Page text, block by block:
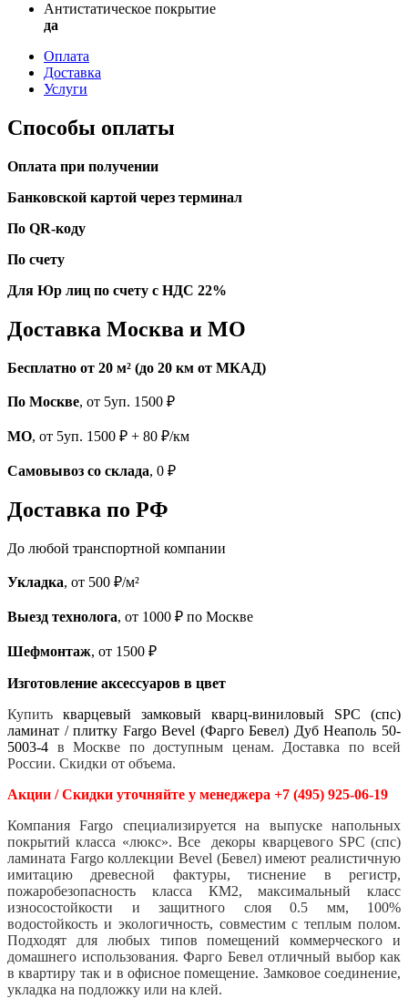
Антистатическое покрытие
да
Оплата
Доставка
Услуги
Способы оплаты
Оплата при получении
Банковской картой через терминал
По QR-коду
По счету
Для Юр лиц по счету с НДС 22%
Доставка Москва и МО
Бесплатно от 20 м² (до 20 км от МКАД)
По Москве, от 5уп. 1500 ₽
МО, от 5уп. 1500 ₽ + 80 ₽/км
Самовывоз со склада, 0 ₽
Доставка по РФ
До любой транспортной компании
Укладка, от 500 ₽/м²
Выезд технолога, от 1000 ₽ по Москве
Шефмонтаж, от 1500 ₽
Изготовление аксессуаров в цвет
Купить кварцевый замковый кварц-виниловый SPC (спс)
ламинат / плитку Fargo Bevel (Фарго Бевел) Дуб Неаполь 50-
5003-4 в Москве по доступным ценам. Доставка по всей
России. Скидки от объема.
Акции / Скидки уточняйте у менеджера +7 (495) 925-06-19
Компания Fargo специализируется на выпуске напольных
покрытий класса «люкс». Все декоры кварцевого SPC (спс)
ламината Fargo коллекции Bevel (Бевел) имеют реалистичную
имитацию древесной фактуры, тиснение в регистр,
пожаробезопасность класса КМ2, максимальный класс
износостойкости и защитного слоя 0.5 мм, 100%
водостойкость и экологичность, совместим с теплым полом.
Подходят для любых типов помещений коммерческого и
домашнего использования. Фарго Бевел отличный выбор как
в квартиру так и в офисное помещение. Замковое соединение,
укладка на подложку или на клей.